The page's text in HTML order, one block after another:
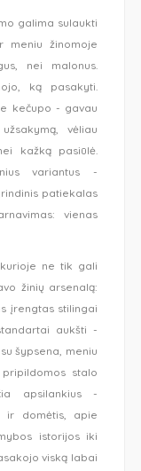
galima sulaukti
meniu žinomoje
nei malonus.
ką pasakyti.
kečupo - gavau
vėliau
kažką pasiūlė.
variantus -
patiekalas
vienas
ne tik gali
žinių arsenalą:
įrengtas stilingai
aukšti -
šypsena, meniu
stalo
apsilankius -
ir domėtis, apie
istorijos iki
viską labai